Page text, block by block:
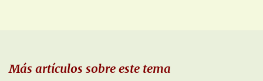
Más artículos sobre este tema